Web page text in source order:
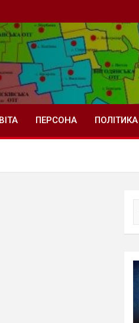
ПЕРСОНА ПОЛІТИКА
a